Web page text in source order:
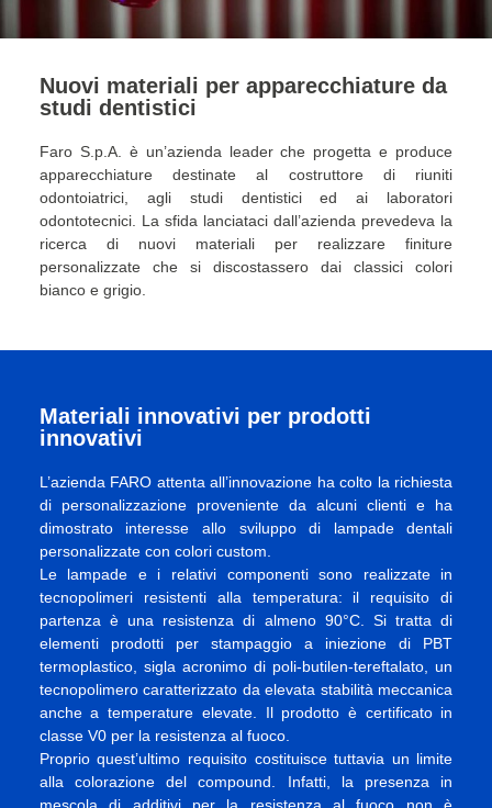
Nuovi materiali per apparecchiature da
studi dentistici
Faro S.p.A. è un’azienda leader che progetta e produce
apparecchiature destinate al costruttore di riuniti
odontoiatrici, agli studi dentistici ed ai laboratori
odontotecnici. La sfida lanciataci dall’azienda prevedeva la
ricerca di nuovi materiali per realizzare finiture
personalizzate che si discostassero dai classici colori
bianco e grigio.
Materiali innovativi per prodotti
innovativi
L’azienda FARO attenta all’innovazione ha colto la richiesta
di personalizzazione proveniente da alcuni clienti e ha
dimostrato interesse allo sviluppo di lampade dentali
personalizzate con colori custom.
Le lampade e i relativi componenti sono realizzate in
tecnopolimeri resistenti alla temperatura: il requisito di
partenza è una resistenza di almeno 90°C. Si tratta di
elementi prodotti per stampaggio a iniezione di PBT
termoplastico, sigla acronimo di poli-butilen-tereftalato, un
tecnopolimero caratterizzato da elevata stabilità meccanica
anche a temperature elevate. Il prodotto è certificato in
classe V0 per la resistenza al fuoco.
Proprio quest’ultimo requisito costituisce tuttavia un limite
alla colorazione del compound. Infatti, la presenza in